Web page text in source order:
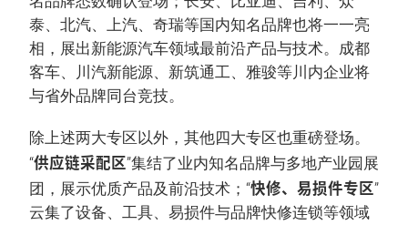
泰、北汽、上汽、奇瑞等国内知名品牌也将一一亮
相，展出新能源汽车领域最前沿产品与技术。成都
客车、川汽新能源、新筑通工、雅骏等川内企业将
与省外品牌同台竞技。
除上述两大专区以外，其他四大专区也重磅登场。
“供应链采配区”集结了业内知名品牌与多地产业园展
团，展示优质产品及前沿技术；“快修、易损件专区”
云集了设备、工具、易损件与品牌快修连锁等领域